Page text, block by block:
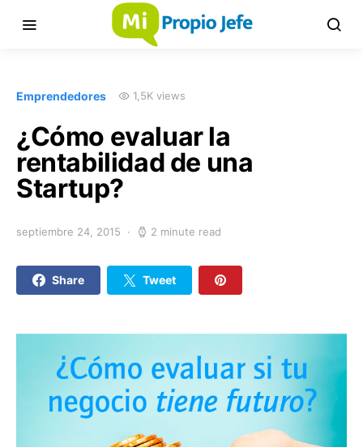
Emprendedores 1,5K views
¿Cómo evaluar la
rentabilidad de una
Startup?
septiembre 24, 2015 2 minute read
Share Tweet